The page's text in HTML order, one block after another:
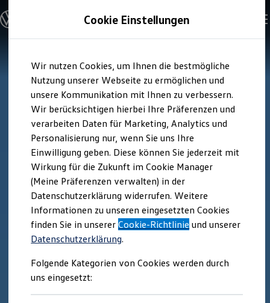
Hauptinhalt
springen
Footer
springen
Modelle und Konfigurator
Konfigurator
Modelle vergleichen
Elektroautos
ENERGY Sondermodelle
Nutzfahrzeuge
SUV und CUV
Familienautos
Kombis
Kompaktwagen
Sportwagen
Schnell verfügbare Fahrzeuge
Angebote und Produkte
Aktuelle Angebote
E-Auto-Förderung
Volkswagen Marktplatz
Die ENERGY Sondermodelle
Junge Gebrauchtwagen und Gebrauchtwagen
Volkswagen Zertifizierte Gebrauchtwagen
Elektromobilität bei Gebrauchtwagen
Saisonangebote
Reifenpakete
Leasing
Leasing-Angebote
Cookie Einstellungen
Wir nutzen Cookies, um Ihnen die bestmögliche
Nutzung unserer Webseite zu ermöglichen und
unsere Kommunikation mit Ihnen zu verbessern.
Wir berücksichtigen hierbei Ihre Präferenzen und
verarbeiten Daten für Marketing, Analytics und
Personalisierung nur, wenn Sie uns Ihre
Einwilligung geben. Diese können Sie jederzeit mit
Wirkung für die Zukunft im Cookie Manager
(Meine Präferenzen verwalten) in der
Datenschutzerklärung widerrufen. Weitere
Informationen zu unseren eingesetzten Cookies
finden Sie in unsererCookie-Richtlinie und unserer
Datenschutzerklärung.
Folgende Kategorien von Cookies werden durch
uns eingesetzt: